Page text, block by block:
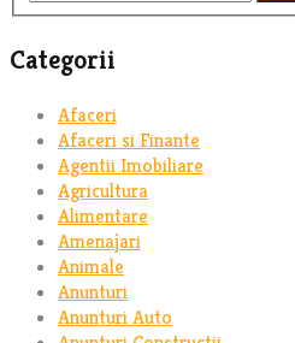
Categorii
Afaceri
Afaceri si Finante
Agentii Imobiliare
Agricultura
Alimentare
Amenajari
Animale
Anunturi
Anunturi Auto